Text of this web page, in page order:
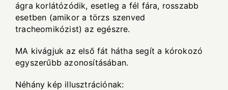
ágra korlátózódik, esetleg a fél fára, rosszabb
esetben (amikor a törzs szenved
tracheomikózist) az egészre.
MA kivágjuk az első fát hátha segít a kórokozó
egyszerűbb azonosításában.
Néhány kép illusztrációnak: